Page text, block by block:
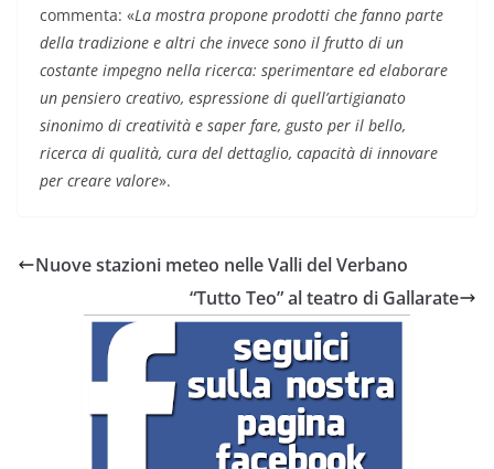
commenta: «La mostra propone prodotti che fanno parte
della tradizione e altri che invece sono il frutto di un
costante impegno nella ricerca: sperimentare ed elaborare
un pensiero creativo, espressione di quell’artigianato
sinonimo di creatività e saper fare, gusto per il bello,
ricerca di qualità, cura del dettaglio, capacità di innovare
per creare valore».
Nuove stazioni meteo nelle Valli del Verbano
“Tutto Teo” al teatro di Gallarate